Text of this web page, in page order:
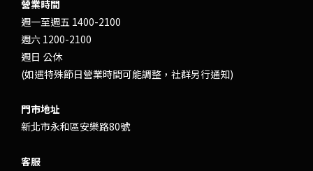
營業時間
週一至週五 1400-2100
週六 1200-2100
週日 公休
(如遇特殊節日營業時間可能調整，社群另行通知)
門市地址
新北市永和區安樂路80號
客服